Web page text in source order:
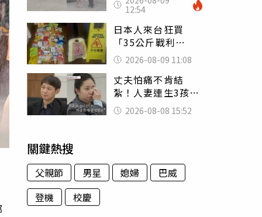
荒謬影片曝網傻眼
12:54
日本人來台狂買
「35公斤戰利
品」 連拜拜用紅
盤、「小心地滑」
告示牌也帶回家
2026-08-09 11:08
丈夫怕痛不肯結
紮！人妻連生3孩
控遭家暴淚喊：真
的好累
2026-08-08 15:52
關鍵熱搜
父親節 男星 媳婦
巴威
登機
校慶